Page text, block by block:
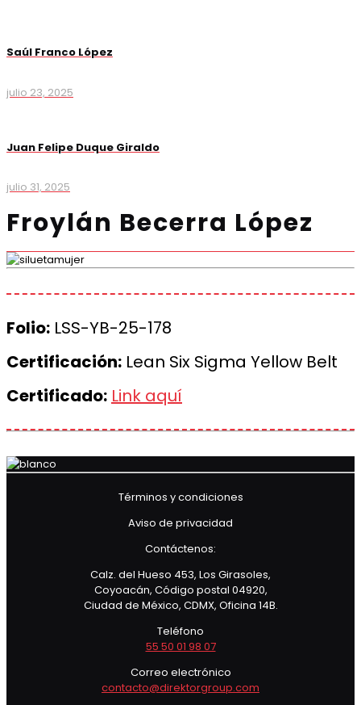
Saúl Franco López
julio 23, 2025
Juan Felipe Duque Giraldo
julio 31, 2025
Froylán Becerra López
Folio: LSS-YB-25-178
Certificación: Lean Six Sigma Yellow Belt
Certificado: Link aquí
Términos y condiciones
Aviso de privacidad
Contáctenos:
Calz. del Hueso 453, Los Girasoles,
Coyoacán, Código postal 04920,
Ciudad de México, CDMX, Oficina 14B.
Teléfono
55 50 01 98 07
Correo electrónico
contacto@direktorgroup.com